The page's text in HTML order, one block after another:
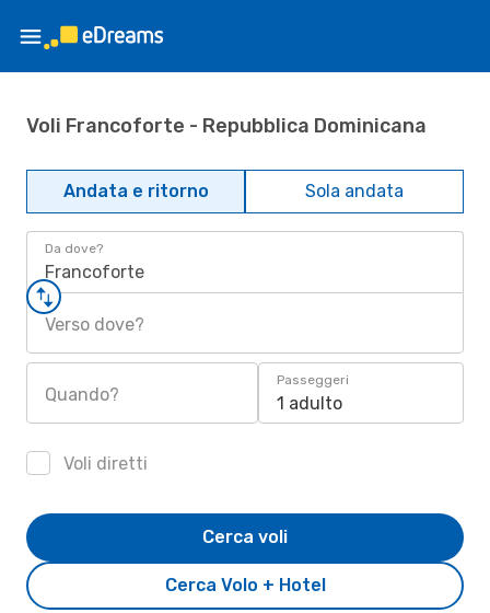
Voli Francoforte - Repubblica Dominicana
Andata e ritorno Sola andata
Da dove?
Francoforte
Verso dove?
Quando?
Passeggeri
1 adulto
Voli diretti
Cerca Volo + Hotel
Cerca voli